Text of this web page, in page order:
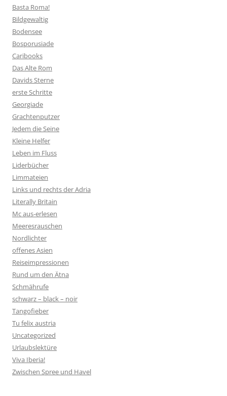
Basta Roma!
Bildgewaltig
Bodensee
Bosporusiade
Caribooks
Das Alte Rom
Davids Sterne
erste Schritte
Georgiade
Grachtenputzer
Jedem die Seine
Kleine Helfer
Leben im Fluss
Liderbücher
Limmateien
Links und rechts der Adria
Literally Britain
Mc aus-erlesen
Meeresrauschen
Nordlichter
offenes Asien
Reiseimpressionen
Rund um den Ätna
Schmährufe
schwarz – black – noir
Tangofieber
Tu felix austria
Uncategorized
Urlaubslektüre
Viva Iberia!
Zwischen Spree und Havel